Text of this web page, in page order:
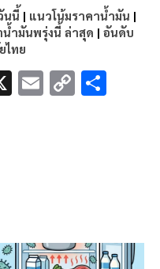
นนี้ | แนวโน้มราคาน้ำมัน |
น้ำมันพรุ่งนี้ ล่าสุด | อันดับ
ไทย
X E C